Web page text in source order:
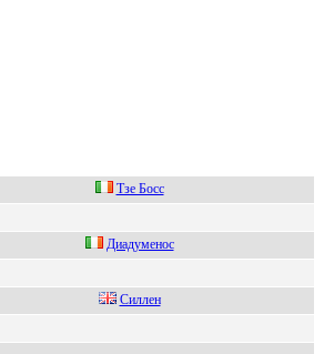
Tзe Бocc
Диaдумeнос
Силлeн